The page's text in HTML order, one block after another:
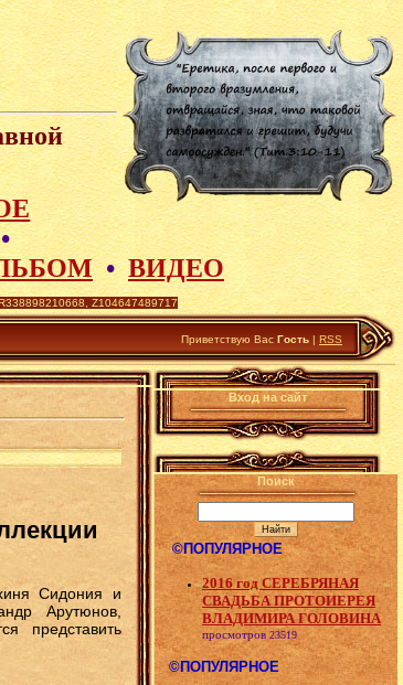
• ВИДЕО
Z104647489717
Приветствую Вас Гость | RSS
Сидония и
Арутюнов,
представить
Вход на сайт
Поиск
©ПОПУЛЯРНОЕ
2016 год СЕРЕБРЯНАЯ
СВАДЬБА ПРОТОИЕРЕЯ
ВЛАДИМИРА ГОЛОВИНА
просмотров 23519
©ПОПУЛЯРНОЕ